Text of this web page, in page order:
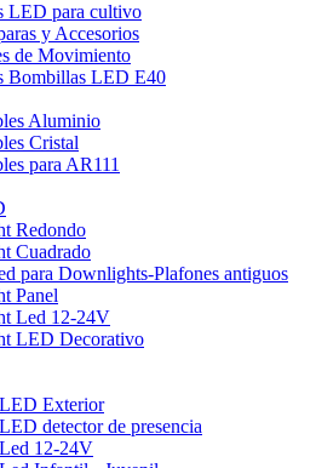
LED para cultivo
y Accesorios
de Movimiento
Bombillas LED E40
Aluminio
Cristal
para AR111
Redondo
Cuadrado
para Downlights-Plafones antiguos
Panel
Led 12-24V
LED Decorativo
Exterior
detector de presencia
12-24V